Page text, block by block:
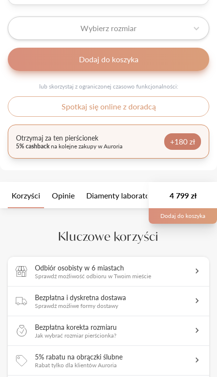
Wybierz rozmiar
Dodaj do koszyka
lub skorzystaj z ograniczonej czasowo funkcjonalności:
Spotkaj się online z doradcą
Otrzymaj za ten pierścionek
5% cashbackna kolejne zakupy w Auroria +180 zł
Korzyści Opinie Diamenty laboratoryjne Wielkość
4 799 zł
Dodaj do koszyka
Kluczowe korzyści
Odbiór osobisty w 6 miastach
Sprawdź możliwość odbioru w Twoim mieście
Bezpłatna i dyskretna dostawa
Sprawdź możliwe formy dostawy
Bezpłatna korekta rozmiaru
Jak wybrać rozmiar pierścionka?
5% rabatu na obrączki ślubne
Rabat tylko dla klientów Auroria